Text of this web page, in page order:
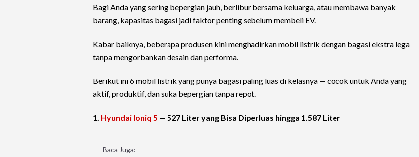
Bagi Anda yang sering bepergian jauh, berlibur bersama keluarga, atau membawa banyak
barang, kapasitas bagasi jadi faktor penting sebelum membeli EV.
Kabar baiknya, beberapa produsen kini menghadirkan mobil listrik dengan bagasi ekstra lega
tanpa mengorbankan desain dan performa.
Berikut ini 6 mobil listrik yang punya bagasi paling luas di kelasnya — cocok untuk Anda yang
aktif, produktif, dan suka bepergian tanpa repot.
1. Hyundai Ioniq 5 — 527 Liter yang Bisa Diperluas hingga 1.587 Liter
Baca Juga: